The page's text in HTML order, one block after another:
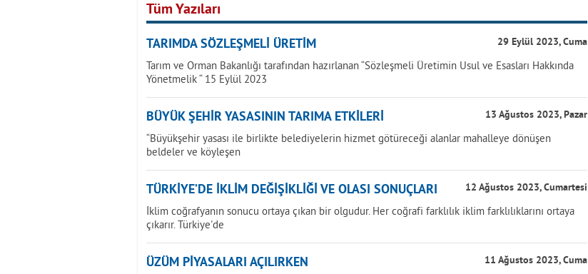
Tüm Yazıları
TARIMDA SÖZLEŞMELİ ÜRETİM 29 Eylül 2023, Cuma
Tarım ve Orman Bakanlığı tarafından hazırlanan “Sözleşmeli Üretimin Usul ve Esasları Hakkında
Yönetmelik “ 15 Eylül 2023
BÜYÜK ŞEHİR YASASININ TARIMA ETKİLERİ 13 Ağustos 2023, Pazar
“Büyükşehir yasası ile birlikte belediyelerin hizmet götüreceği alanlar mahalleye dönüşen
beldeler ve köyleşen
TÜRKİYE’DE İKLİM DEĞİŞİKLİĞİ VE OLASI SONUÇLARI 12 Ağustos 2023, Cumartesi
İklim coğrafyanın sonucu ortaya çıkan bir olgudur. Her coğrafi farklılık iklim farklılıklarını ortaya
çıkarır. Türkiye'de
ÜZÜM PİYASALARI AÇILIRKEN 11 Ağustos 2023, Cuma